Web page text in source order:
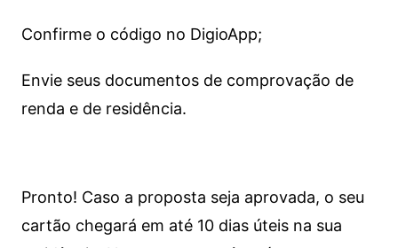
Confirme o código no DigioApp;
Envie seus documentos de comprovação de
renda e de residência.
Pronto! Caso a proposta seja aprovada, o seu
cartão chegará em até 10 dias úteis na sua